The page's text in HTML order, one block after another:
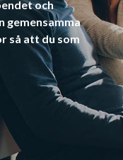
och
gemensamma
så att du som